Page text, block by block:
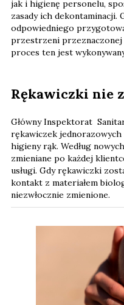
jak i higienę personelu,
zasady ich dekontaminacji.
odpowiedniego
przestrzeni przeznaczonej
proces ten jest
Rękawiczki nie
Główny Inspektorat
rękawiczek
higieny rąk. Według
zmieniane po każdej
usługi. Gdy rękawiczki
kontakt z materiałem
niezwłocznie zmienione.